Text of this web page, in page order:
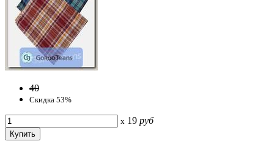
40
Скидка 53%
x 19 руб